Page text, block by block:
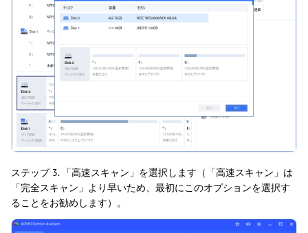
ステップ 3. 「高速スキャン」を選択します（「高速スキャン」は
「完全スキャン」より早いため、最初にこのオプションを選択す
ることをお勧めします）。